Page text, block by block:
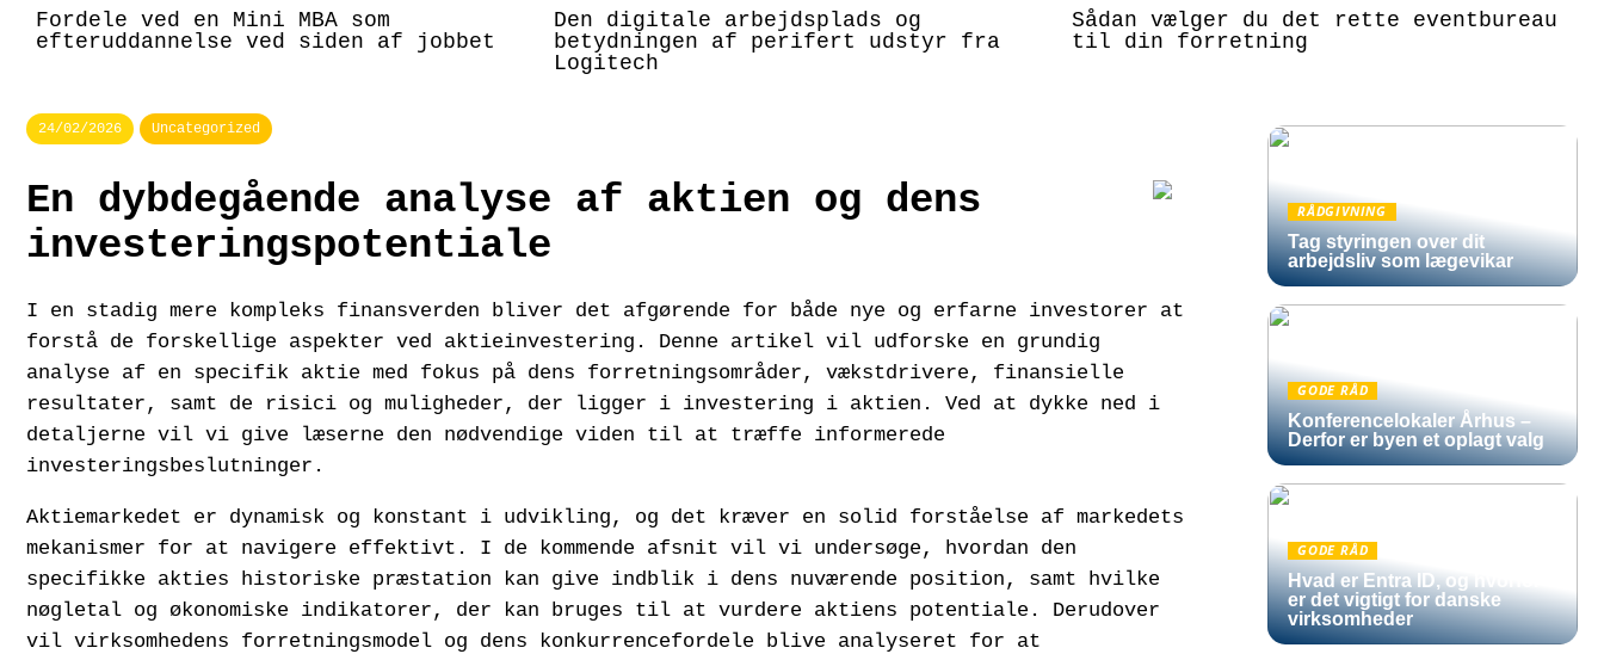
Fordele ved en Mini MBA som
efteruddannelse ved siden af jobbet
Den digitale arbejdsplads og
betydningen af perifert udstyr fra
Logitech
Sådan vælger du det rette eventbureau
til din forretning
24/02/2026 Uncategorized
En dybdegående analyse af aktien og dens
investeringspotentiale
I en stadig mere kompleks finansverden bliver det afgørende for både nye og erfarne investorer at
forstå de forskellige aspekter ved aktieinvestering. Denne artikel vil udforske en grundig
analyse af en specifik aktie med fokus på dens forretningsområder, vækstdrivere, finansielle
resultater, samt de risici og muligheder, der ligger i investering i aktien. Ved at dykke ned i
detaljerne vil vi give læserne den nødvendige viden til at træffe informerede
investeringsbeslutninger.
Aktiemarkedet er dynamisk og konstant i udvikling, og det kræver en solid forståelse af markedets
mekanismer for at navigere effektivt. I de kommende afsnit vil vi undersøge, hvordan den
specifikke akties historiske præstation kan give indblik i dens nuværende position, samt hvilke
nøgletal og økonomiske indikatorer, der kan bruges til at vurdere aktiens potentiale. Derudover
vil virksomhedens forretningsmodel og dens konkurrencefordele blive analyseret for at
RÅDGIVNING
Tag styringen over dit
arbejdsliv som lægevikar
GODE RÅD
Konferencelokaler Århus –
Derfor er byen et oplagt valg
GODE RÅD
Hvad er Entra ID, og hvorfor
er det vigtigt for danske
virksomheder